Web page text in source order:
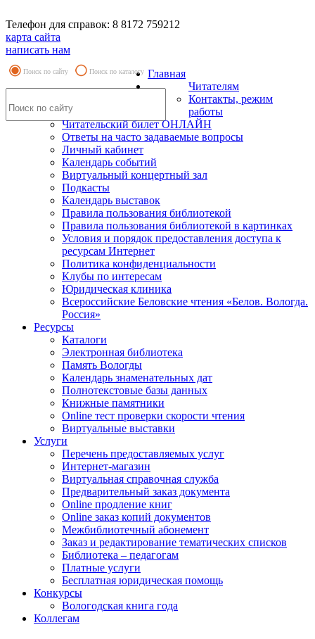
Телефон для справок: 8 8172 759212
карта сайта
написать нам
Поиск по сайту Поиск по каталогу Главная
Читателям
Контакты, режим
работы
Читательский билет ОНЛАЙН
Ответы на часто задаваемые вопросы
Личный кабинет
Календарь событий
Виртуальный концертный зал
Подкасты
Календарь выставок
Правила пользования библиотекой
Правила пользования библиотекой в картинках
Условия и порядок предоставления доступа к
ресурсам Интернет
Политика конфиденциальности
Клубы по интересам
Юридическая клиника
Всероссийские Беловские чтения «Белов. Вологда.
Россия»
Ресурсы
Каталоги
Электронная библиотека
Память Вологды
Календарь знаменательных дат
Полнотекстовые базы данных
Книжные памятники
Online тест проверки скорости чтения
Виртуальные выставки
Услуги
Перечень предоставляемых услуг
Интернет-магазин
Виртуальная справочная служба
Предварительный заказ документа
Online продление книг
Online заказ копий документов
Межбиблиотечный абонемент
Заказ и редактирование тематических списков
Библиотека – педагогам
Платные услуги
Бесплатная юридическая помощь
Конкурсы
Вологодская книга года
Коллегам